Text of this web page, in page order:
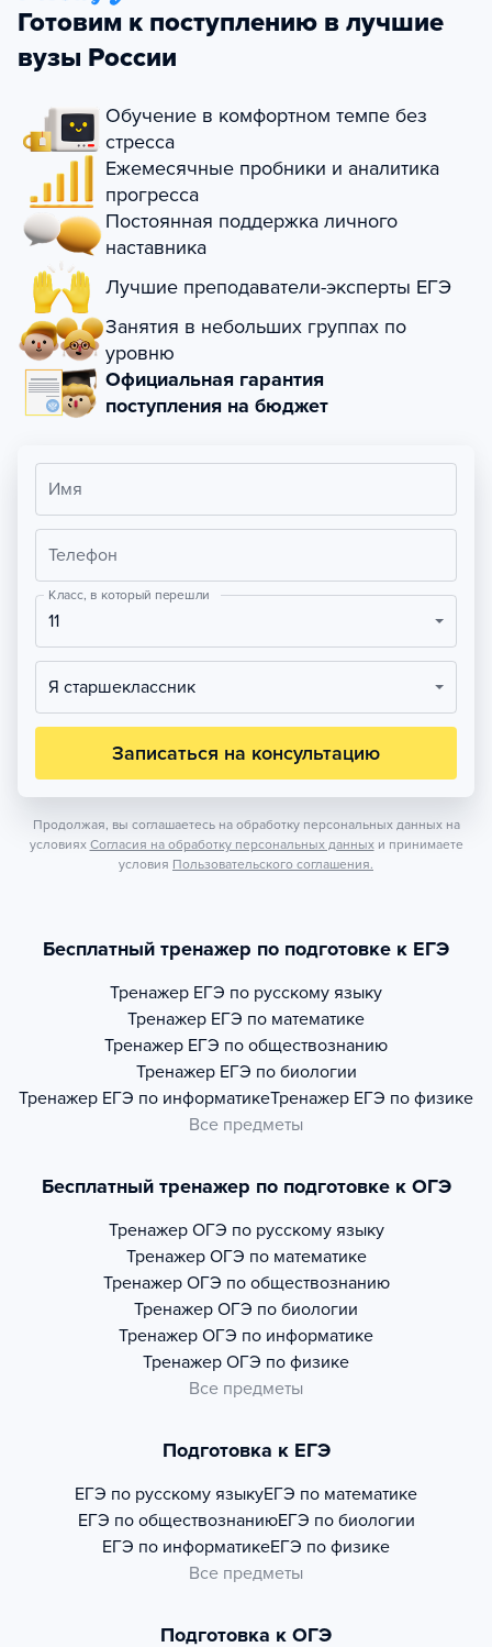
Готовим к поступлению в лучшие
вузы России
Обучение в комфортном темпе без
стресса
Ежемесячные пробники и аналитика
прогресса
Постоянная поддержка личного
наставника
Лучшие преподаватели-эксперты ЕГЭ
Занятия в небольших группах по
уровню
Официальная гарантия
поступления на бюджет
Имя
Телефон
Класс, в который перешли
11
Я старшеклассник
Записаться на консультацию
Продолжая, вы соглашаетесь на обработку персональных данных на
условиях Согласия на обработку персональных данных и принимаете
условия Пользовательского соглашения.
Бесплатный тренажер по подготовке к ЕГЭ
Тренажер ЕГЭ по русскому языку
Тренажер ЕГЭ по математике
Тренажер ЕГЭ по обществознанию
Тренажер ЕГЭ по биологии
Тренажер ЕГЭ по информатикеТренажер ЕГЭ по физике
Все предметы
Бесплатный тренажер по подготовке к ОГЭ
Тренажер ОГЭ по русскому языку
Тренажер ОГЭ по математике
Тренажер ОГЭ по обществознанию
Тренажер ОГЭ по биологии
Тренажер ОГЭ по информатике
Тренажер ОГЭ по физике
Все предметы
Подготовка к ЕГЭ
ЕГЭ по русскому языкуЕГЭ по математике
ЕГЭ по обществознаниюЕГЭ по биологии
ЕГЭ по информатикеЕГЭ по физике
Все предметы
Подготовка к ОГЭ